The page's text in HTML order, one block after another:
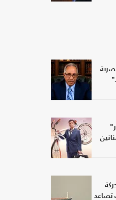
تصاعد